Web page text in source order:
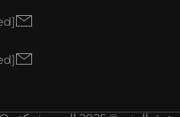
[email protected]
[email protected]